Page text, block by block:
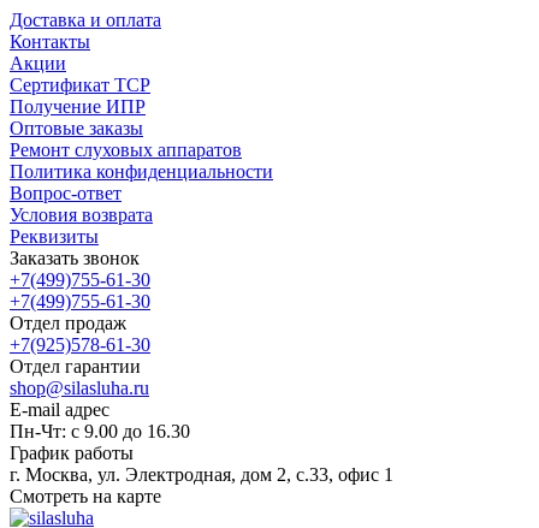
Доставка и оплата
Контакты
Акции
Сертификат ТСР
Получение ИПР
Оптовые заказы
Ремонт слуховых аппаратов
Политика конфиденциальности
Вопрос-ответ
Условия возврата
Реквизиты
Заказать звонок
+7(499)755-61-30
+7(499)755-61-30
Отдел продаж
+7(925)578-61-30
Отдел гарантии
shop@silasluha.ru
E-mail адрес
Пн-Чт: с 9.00 до 16.30
График работы
г. Москва, ул. Электродная, дом 2, с.33, офис 1
Смотреть на карте